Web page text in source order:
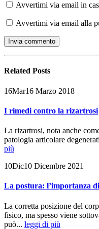
Avvertimi via email in
Avvertimi via email alla
Related Posts
16Mar16 Marzo 2018
I rimedi contro la rizartrosi
La rizartrosi, nota anche
patologia articolare
più
10Dic10 Dicembre 2021
La postura: l’importanza
La corretta posizione del
fisico, ma spesso viene
può... leggi di più